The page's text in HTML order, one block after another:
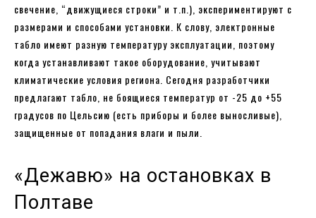
свечение, “движущиеся строки” и т.п.), экспериментируют с
размерами и способами установки. К слову, электронные
табло имеют разную температуру эксплуатации, поэтому
когда устанавливают такое оборудование, учитывают
климатические условия региона. Сегодня разработчики
предлагают табло, не боящиеся температур от -25 до +55
градусов по Цельсию (есть приборы и более выносливые),
защищенные от попадания влаги и пыли.
«Дежавю» на остановках в
Полтаве